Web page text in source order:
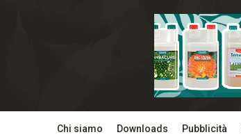
Chi siamo Downloads Pubblicità